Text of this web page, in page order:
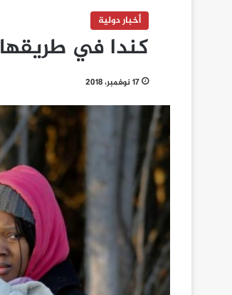
أخبار دولية
كندا في
17 نوفمبر، 2018